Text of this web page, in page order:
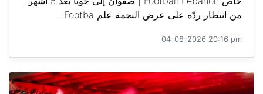
من انتظار ردّه على عرض النجمة علم Footba...
04-08-2026 20:16 pm